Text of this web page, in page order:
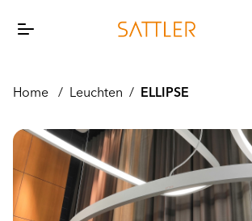
Home / Leuchten / ELLIPSE